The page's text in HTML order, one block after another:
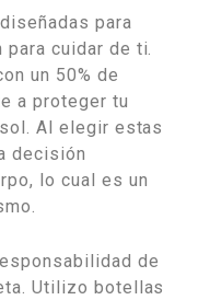
para
cuidar de ti.
un 50% de
a proteger tu
Al elegir estas
decisión
lo cual es un
de
Utilizo botellas